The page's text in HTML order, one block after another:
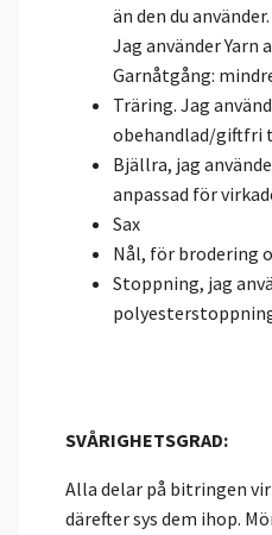
än den du
Jag använder Yarn
Garnåtgång:
Träring. Jag
obehandlad/giftfri
Bjällra, jag
anpassad för
Sax
Nål, för brodering
Stoppning, jag
SVÅRIGHETSGRAD:
Alla delar på bitringen
därefter sys dem ihop.